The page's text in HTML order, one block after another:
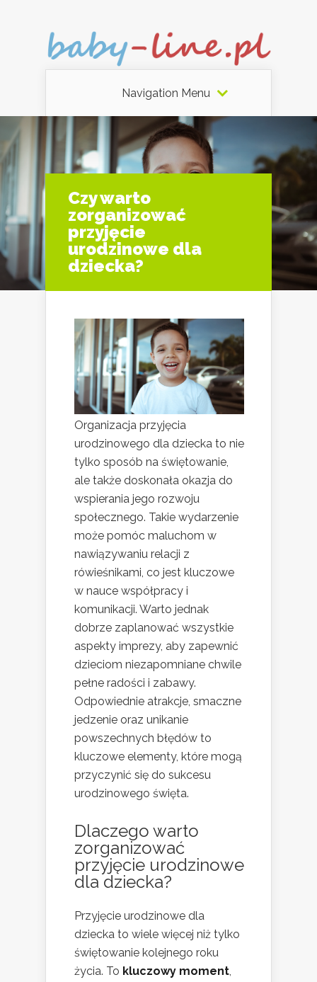
Navigation Menu
Czy warto
zorganizować
przyjęcie
urodzinowe dla
dziecka?
Organizacja przyjęcia
urodzinowego dla dziecka to nie
tylko sposób na świętowanie,
ale także doskonała okazja do
wspierania jego rozwoju
społecznego. Takie wydarzenie
może pomóc maluchom w
nawiązywaniu relacji z
rówieśnikami, co jest kluczowe
w nauce współpracy i
komunikacji. Warto jednak
dobrze zaplanować wszystkie
aspekty imprezy, aby zapewnić
dzieciom niezapomniane chwile
pełne radości i zabawy.
Odpowiednie atrakcje, smaczne
jedzenie oraz unikanie
powszechnych błędów to
kluczowe elementy, które mogą
przyczynić się do sukcesu
urodzinowego święta.
Dlaczego warto
zorganizować
przyjęcie urodzinowe
dla dziecka?
Przyjęcie urodzinowe dla
dziecka to wiele więcej niż tylko
świętowanie kolejnego roku
życia. To kluczowy moment,